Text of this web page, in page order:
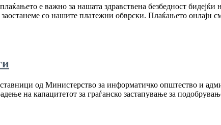
е важно за нашата здравствена безбедност
со нашите платежни обврски. Плаќањето
од Министерство за информатичко општество и
на капацитетот за граѓанско застапување за